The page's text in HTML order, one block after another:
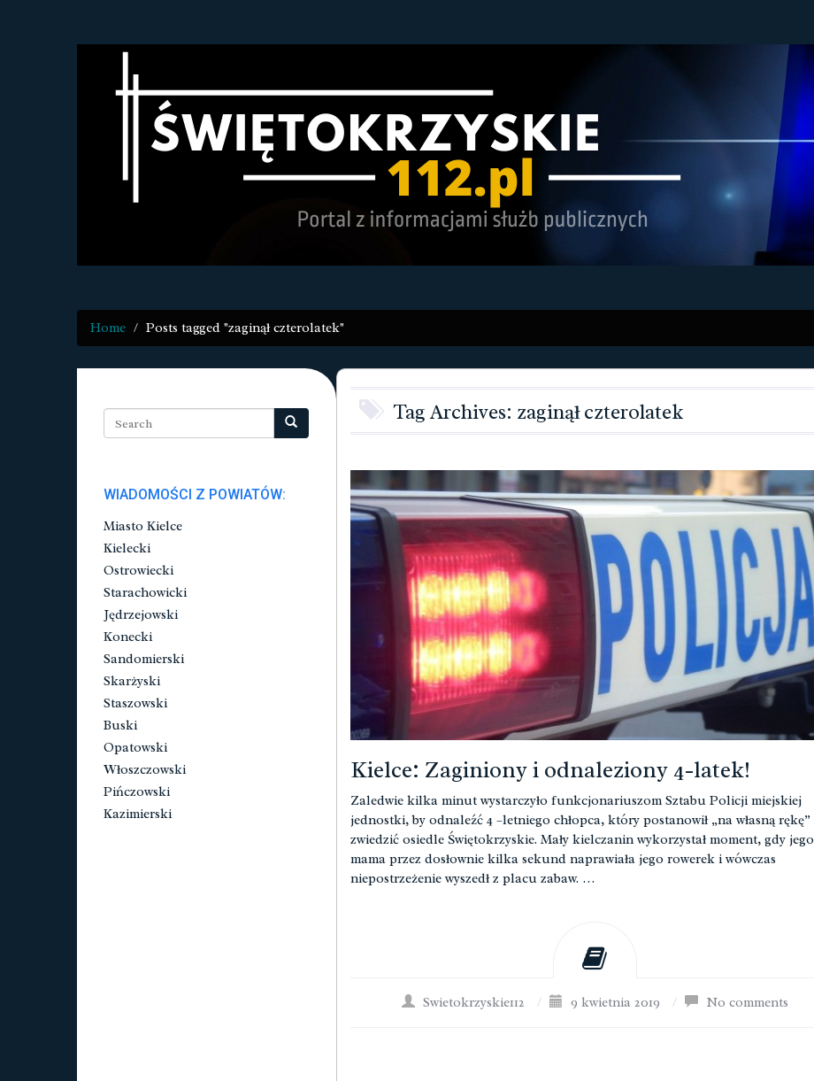
Home Posts tagged "zaginął czterolatek"
Tag Archives: zaginął czterolatek
Kielce: Zaginiony i odnaleziony 4-latek!
Zaledwie kilka minut wystarczyło funkcjonariuszom Sztabu Policji miejskiej
jednostki, by odnaleźć 4 –letniego chłopca, który postanowił „na własną rękę”
zwiedzić osiedle Świętokrzyskie. Mały kielczanin wykorzystał moment, gdy jego
mama przez dosłownie kilka sekund naprawiała jego rowerek i wówczas
niepostrzeżenie wyszedł z placu zabaw. …
Swietokrzyskie112 / 9 kwietnia 2019 / No comments
WIADOMOŚCI Z POWIATÓW:
Miasto Kielce
Kielecki
Ostrowiecki
Starachowicki
Jędrzejowski
Konecki
Sandomierski
Skarżyski
Staszowski
Buski
Opatowski
Włoszczowski
Pińczowski
Kazimierski